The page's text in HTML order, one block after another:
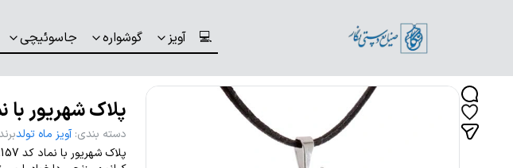
💻 آویز گوشواره جاسوئیچی
پلاک شهریور با نماد
دسته بندی: آویز ماه تولد